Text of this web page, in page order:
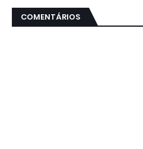
COMENTÁRIOS